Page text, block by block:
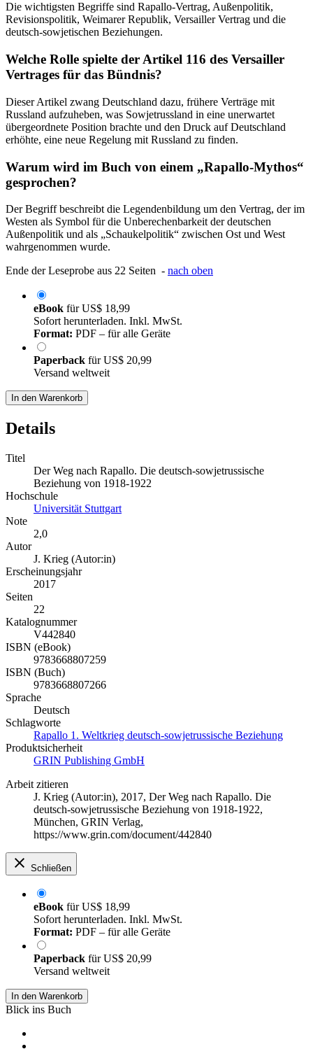
Die wichtigsten Begriffe sind Rapallo-Vertrag, Außenpolitik,
Revisionspolitik, Weimarer Republik, Versailler Vertrag und die
deutsch-sowjetischen Beziehungen.
Welche Rolle spielte der Artikel 116 des Versailler
Vertrages für das Bündnis?
Dieser Artikel zwang Deutschland dazu, frühere Verträge mit
Russland aufzuheben, was Sowjetrussland in eine unerwartet
übergeordnete Position brachte und den Druck auf Deutschland
erhöhte, eine neue Regelung mit Russland zu finden.
Warum wird im Buch von einem „Rapallo-Mythos“
gesprochen?
Der Begriff beschreibt die Legendenbildung um den Vertrag, der im
Westen als Symbol für die Unberechenbarkeit der deutschen
Außenpolitik und als „Schaukelpolitik“ zwischen Ost und West
wahrgenommen wurde.
Ende der Leseprobe aus 22 Seiten - nach oben
eBook fürUS$ 18,99
Sofort herunterladen. Inkl. MwSt.
Format: PDF – für alle Geräte
Paperback fürUS$ 20,99
Versand weltweit
In den Warenkorb
Details
Titel
Der Weg nach Rapallo. Die deutsch-sowjetrussische
Beziehung von 1918-1922
Hochschule
Universität Stuttgart
Note
2,0
Autor
J. Krieg (Autor:in)
Erscheinungsjahr
2017
Seiten
22
Katalognummer
V442840
ISBN (eBook)
9783668807259
ISBN (Buch)
9783668807266
Sprache
Deutsch
Schlagworte
Rapallo 1. Weltkrieg deutsch-sowjetrussische Beziehung
Produktsicherheit
GRIN Publishing GmbH
Arbeit zitieren
J. Krieg (Autor:in), 2017, Der Weg nach Rapallo. Die
deutsch-sowjetrussische Beziehung von 1918-1922,
München, GRIN Verlag,
https://www.grin.com/document/442840
Schließen
eBook fürUS$ 18,99
Sofort herunterladen. Inkl. MwSt.
Format: PDF – für alle Geräte
Paperback fürUS$ 20,99
Versand weltweit
In den Warenkorb
Blick ins Buch